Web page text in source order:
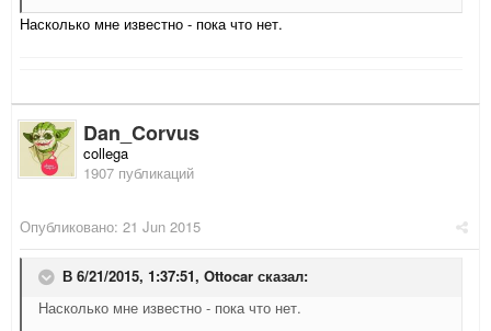
Насколько мне известно - пока что нет.
Dan_Corvus
collega
1907 публикаций
Опубликовано: 21 Jun 2015
В 6/21/2015, 1:37:51, Ottocar сказал:
Насколько мне известно - пока что нет.